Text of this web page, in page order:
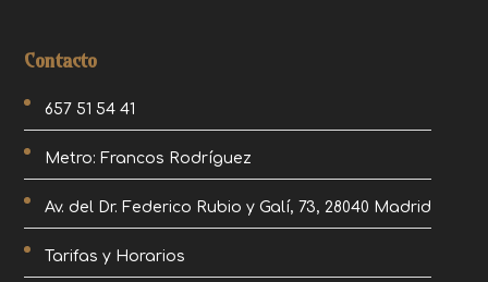
Contacto
657 51 54 41
Metro: Francos Rodríguez
Av. del Dr. Federico Rubio y Galí, 73, 28040 Madrid
Tarifas y Horarios